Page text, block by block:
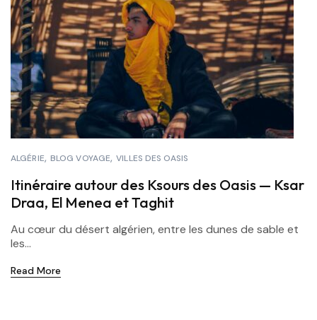
ALGÉRIE BLOG VOYAGE VILLES DES OASIS
Itinéraire autour des Ksours des Oasis — Ksar
Draa, El Menea et Taghit
Au cœur du désert algérien, entre les dunes de sable et
les...
Read More